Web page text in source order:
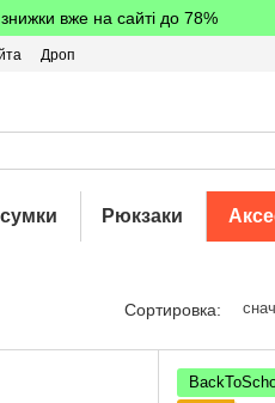
вже на сайті до 78%
Дроп
Рюкзаки
Сортировка: